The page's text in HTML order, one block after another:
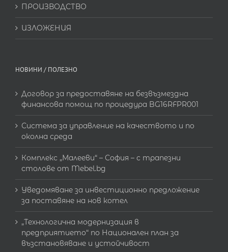
ПРОИЗВОДСТВО
ИЗЛОЖЕНИЯ
НОВИНИ / ПОЛЕЗНО
Договор за предоставяне на безвъзмездна
финансова помощ по процедура BG16RFPR001
Система за управление на качеството и по
околна среда
Комплекс „Малееви“ – София – с трапезни
столове от Mebel.bg
Уведомяване за инвестиционно предложение
за поставяне на нов котел
„Технологична модернизация в
предприятието“ по Национален план за
възстановяване и устойчивост